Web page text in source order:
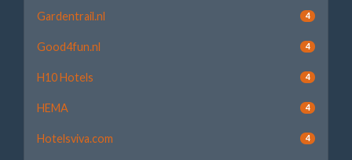
Gardentrail.nl 4
Good4fun.nl 4
H10 Hotels 4
HEMA 4
Hotelsviva.com 4